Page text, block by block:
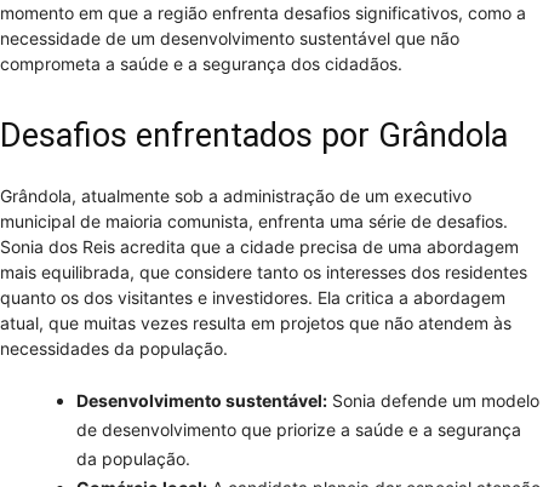
momento em que a região enfrenta desafios significativos, como a
necessidade de um desenvolvimento sustentável que não
comprometa a saúde e a segurança dos cidadãos.
Desafios enfrentados por Grândola
Grândola, atualmente sob a administração de um executivo
municipal de maioria comunista, enfrenta uma série de desafios.
Sonia dos Reis acredita que a cidade precisa de uma abordagem
mais equilibrada, que considere tanto os interesses dos residentes
quanto os dos visitantes e investidores. Ela critica a abordagem
atual, que muitas vezes resulta em projetos que não atendem às
necessidades da população.
Desenvolvimento sustentável: Sonia defende um modelo
de desenvolvimento que priorize a saúde e a segurança
da população.